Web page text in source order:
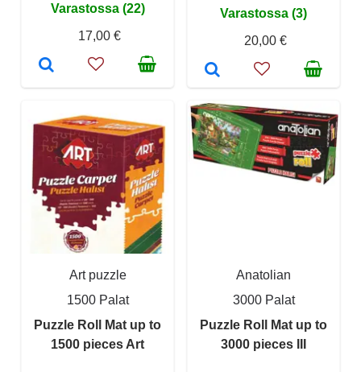
Varastossa (22)
17,00 €
Varastossa (3)
20,00 €
Art puzzle
1500 Palat
Puzzle Roll Mat up to
1500 pieces Art
Anatolian
3000 Palat
Puzzle Roll Mat up to
3000 pieces III